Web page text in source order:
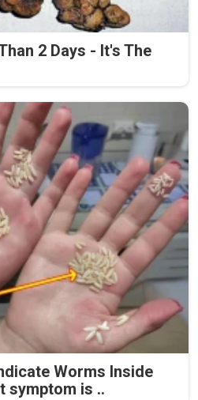
2 Days - It's The
Worms Inside
symptom is ..